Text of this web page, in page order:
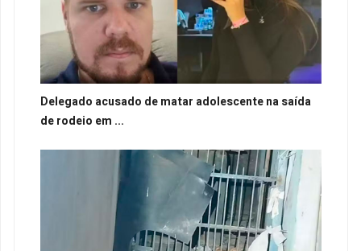
Delegado acusado de matar adolescente na saída
de rodeio em ...